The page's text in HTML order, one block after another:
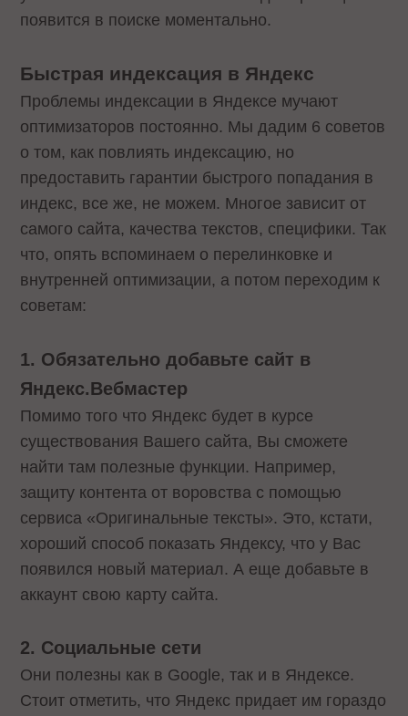
появится в поиске моментально.
Быстрая индексация в Яндекс
Проблемы индексации в Яндексе мучают
оптимизаторов постоянно. Мы дадим 6 советов
о том, как повлиять индексацию, но
предоставить гарантии быстрого попадания в
индекс, все же, не можем. Многое зависит от
самого сайта, качества текстов, специфики. Так
что, опять вспоминаем о перелинковке и
внутренней оптимизации, а потом переходим к
советам:
1. Обязательно добавьте сайт в
Яндекс.Вебмастер
Помимо того что Яндекс будет в курсе
существования Вашего сайта, Вы сможете
найти там полезные функции. Например,
защиту контента от воровства с помощью
сервиса «Оригинальные тексты». Это, кстати,
хороший способ показать Яндексу, что у Вас
появился новый материал. А еще добавьте в
аккаунт свою карту сайта.
2. Социальные сети
Они полезны как в Google, так и в Яндексе.
Стоит отметить, что Яндекс придает им гораздо